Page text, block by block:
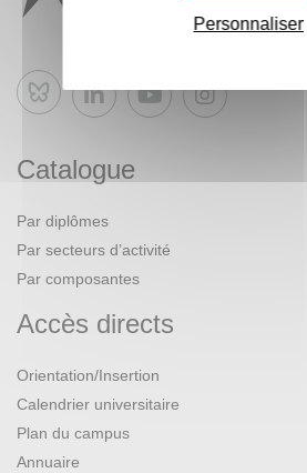
Bluesky
Catalogue
Par diplômes
Par secteurs d’activité
Par composantes
Accès directs
Orientation/Insertion
Calendrier universitaire
Plan du campus
Annuaire
Personnaliser